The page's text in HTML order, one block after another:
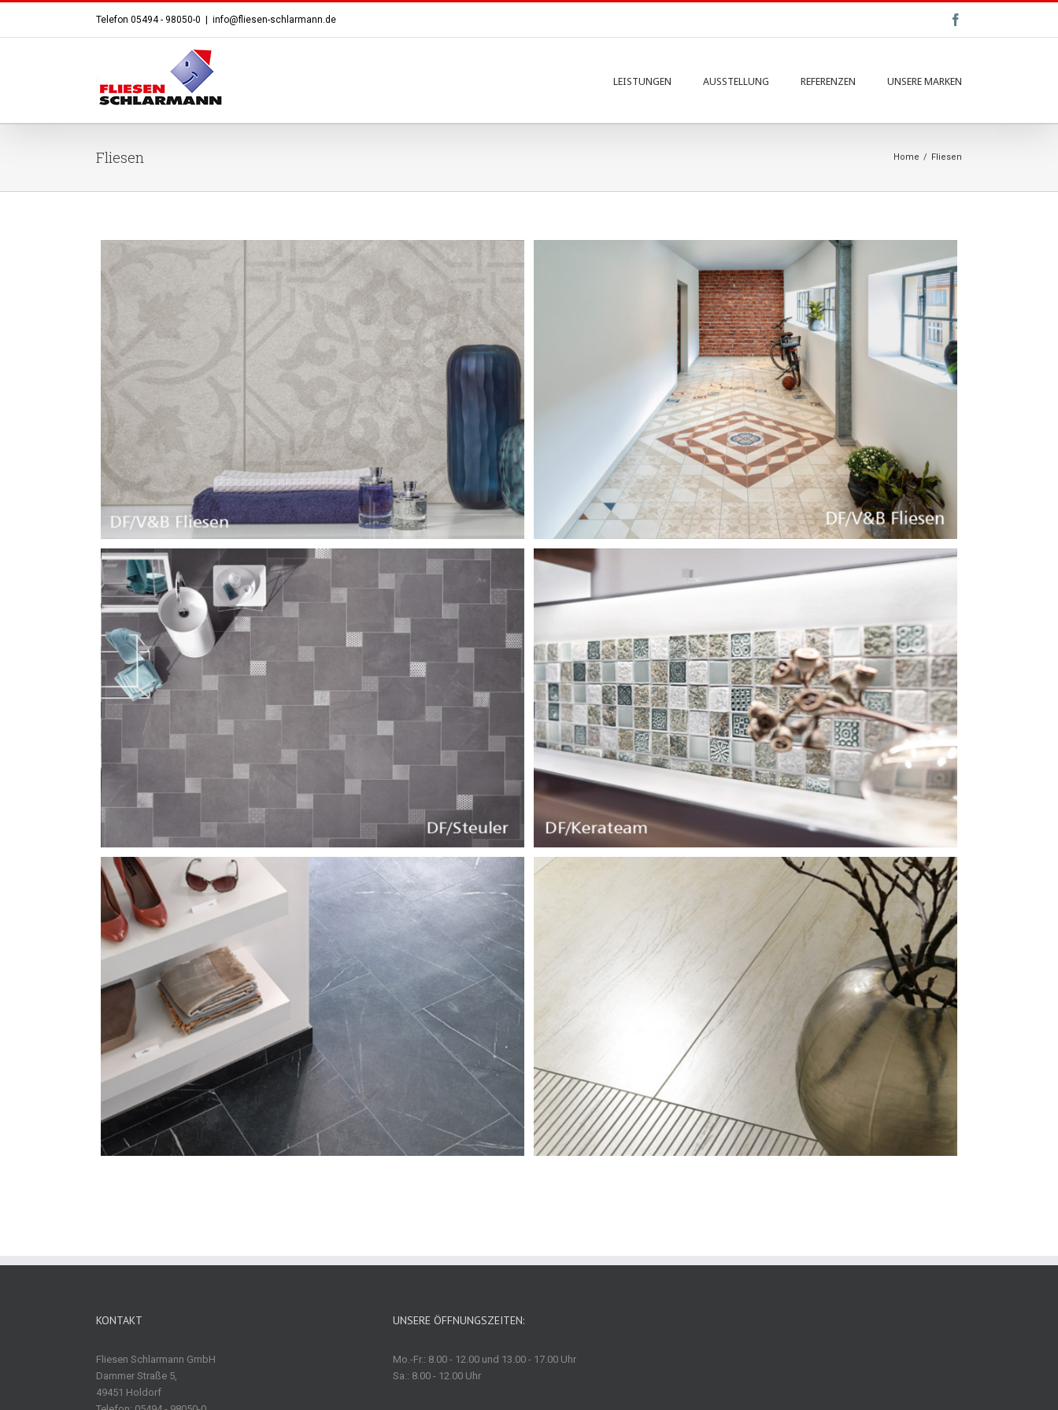
Telefon 05494 - 98050-0 info@fliesen-schlarmann.de
LEISTUNGEN AUSSTELLUNG REFERENZEN UNSERE MARKEN
Fliesen Home / Fliesen
KONTAKT
Fliesen Schlarmann GmbH
Dammer Straße 5,
49451 Holdorf
UNSERE ÖFFNUNGSZEITEN:
Mo.-Fr.: 8.00 - 12.00 und 13.00 - 17.00 Uhr
Sa.: 8.00 - 12.00 Uhr